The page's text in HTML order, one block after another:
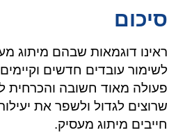
סיכום
ראינו דוגמאות שבהם מיתוג
לשימור עובדים חדשים
פעולה מאוד חשובה והכרחית
שרוצים לגדול ולשפר את
חייבים מיתוג מעסיק.